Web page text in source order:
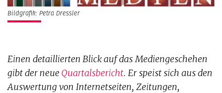
Bildgrafik: Petra Dressler
Einen detaillierten Blick auf das Mediengeschehen
gibt der neue Quartalsbericht. Er speist sich aus den
Auswertung von Internetseiten, Zeitungen,